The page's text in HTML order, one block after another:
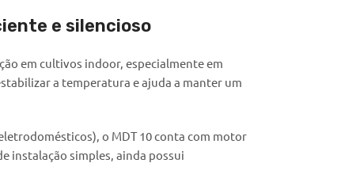
e silencioso
em cultivos indoor, especialmente em
a temperatura e ajuda a manter um
o MDT 10 conta com motor
instalação simples, ainda possui